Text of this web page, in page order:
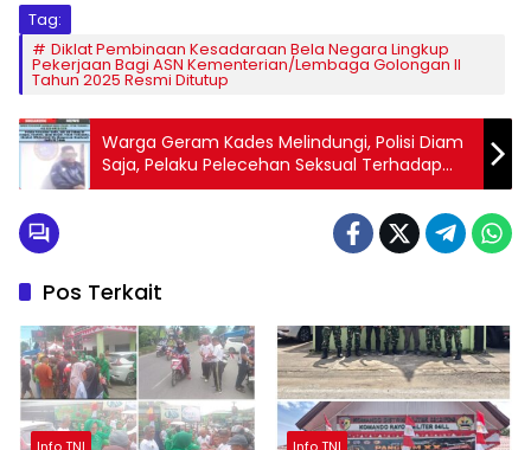
Tag:
Diklat Pembinaan Kesadaraan Bela Negara Lingkup
Pekerjaan Bagi ASN Kementerian/Lembaga Golongan II
Tahun 2025 Resmi Ditutup
Warga Geram Kades Melindungi, Polisi Diam
Saja, Pelaku Pelecehan Seksual Terhadap
Anak 10 Tahun di Cianjur Masih Berkeliaran
Pos Terkait
Info TNI Info TNI